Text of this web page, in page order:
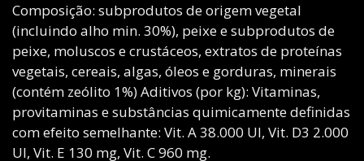
Composição: subprodutos de origem vegetal
(incluindo alho min. 30%), peixe e subprodutos de
peixe, moluscos e crustáceos, extratos de proteínas
vegetais, cereais, algas, óleos e gorduras, minerais
(contém zeólito 1%) Aditivos (por kg): Vitaminas,
provitaminas e substâncias quimicamente definidas
com efeito semelhante: Vit. A 38.000 UI, Vit. D3 2.000
UI, Vit. E 130 mg, Vit. C 960 mg.